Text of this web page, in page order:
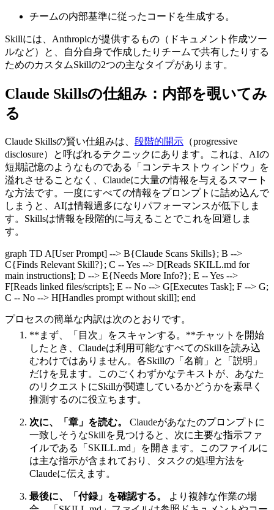
チームの内部基準に従ったコードを生成する。
Skillには、Anthropicが提供するもの（ドキュメント作成ツー
ルなど）と、自分自身で作成したりチームで共有したりする
ためのカスタムSkillの2つの主なタイプがあります。
Claude Skillsの仕組み：内部を覗いてみ
る
Claude Skillsの賢い仕組みは、 段階的開示 （progressive
disclosure）と呼ばれるテクニックにあります。これは、AIの
短期記憶のようなものである「コンテキストウィンドウ」を
溢れさせることなく、Claudeに大量の情報を与えるスマート
な方法です。一度にすべての情報をプロンプトに詰め込んで
しまうと、AIは情報過多になりパフォーマンスが低下しま
す。Skillsは情報を段階的に与えることでこれを回避しま
す。
graph TD A[User Prompt] --> B{Claude Scans Skills}; B -->
C{Finds Relevant Skill?}; C -- Yes --> D[Reads SKILL.md for
main instructions]; D --> E{Needs More Info?}; E -- Yes -->
F[Reads linked files/scripts]; E -- No --> G[Executes Task]; F --> G;
C -- No --> H[Handles prompt without skill]; end
プロセスの簡単な内訳は次のとおりです。
**まず、「目次」をスキャンする。**チャットを開始
したとき、Claudeは利用可能なすべてのSkillを読み込
むわけではありません。各Skillの「名前」と「説明」
だけを見ます。このごくわずかなテキストが、あなた
のリクエストにSkillが関連しているかどうかを素早く
推測するのに役立ちます。
次に、「章」を読む。
Claudeがあなたのプロンプトに
一致しそうなSkillを見つけると、次に主要な指示ファ
イルである「SKILL.md」を開きます。このファイルに
は主な指示が含まれており、タスクの処理方法を
Claudeに伝えます。
最後に、「付録」を確認する。
より複雑な作業の場